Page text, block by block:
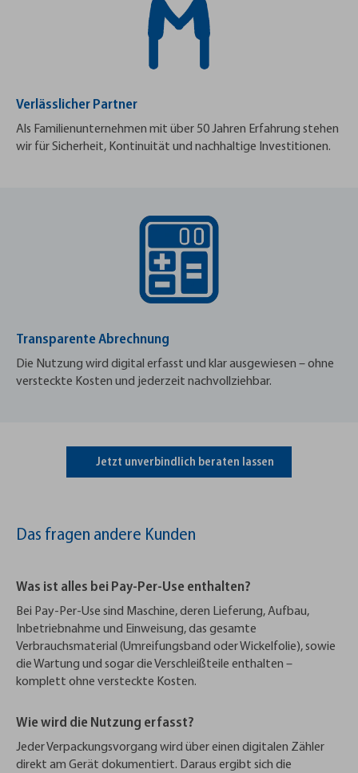
Verlässlicher Partner
Als Familienunternehmen mit über 50 Jahren Erfahrung stehen
wir für Sicherheit, Kontinuität und nachhaltige Investitionen.
Transparente Abrechnung
Die Nutzung wird digital erfasst und klar ausgewiesen – ohne
versteckte Kosten und jederzeit nachvollziehbar.
Jetzt unverbindlich beraten lassen
Das fragen andere Kunden
Was ist alles bei Pay-Per-Use enthalten?
Bei Pay-Per-Use sind Maschine, deren Lieferung, Aufbau,
Inbetriebnahme und Einweisung, das gesamte
Verbrauchsmaterial (Umreifungsband oder Wickelfolie), sowie
die Wartung und sogar die Verschleißteile enthalten –
komplett ohne versteckte Kosten.
Wie wird die Nutzung erfasst?
Jeder Verpackungsvorgang wird über einen digitalen Zähler
direkt am Gerät dokumentiert. Daraus ergibt sich die